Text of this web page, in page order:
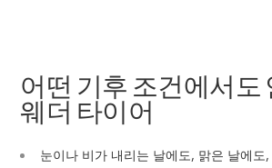
어떤 기후 조건에서도
웨더 타이어
눈이나 비가 내리는 날에도, 맑은 날에도